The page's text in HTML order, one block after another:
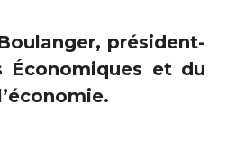
président-
Économiques et du